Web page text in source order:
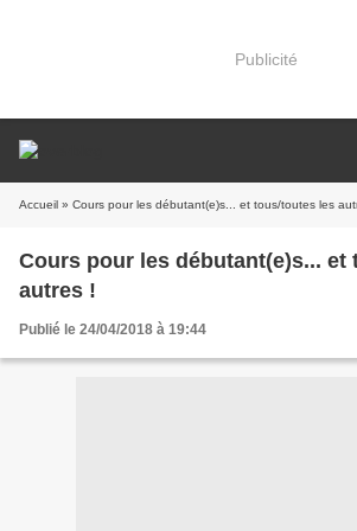
Publicité
Accueil » Cours pour les débutant(e)s... et tous/toutes les
Cours pour les débutant(e)s... et
autres !
Publié le 24/04/2018 à 19:44